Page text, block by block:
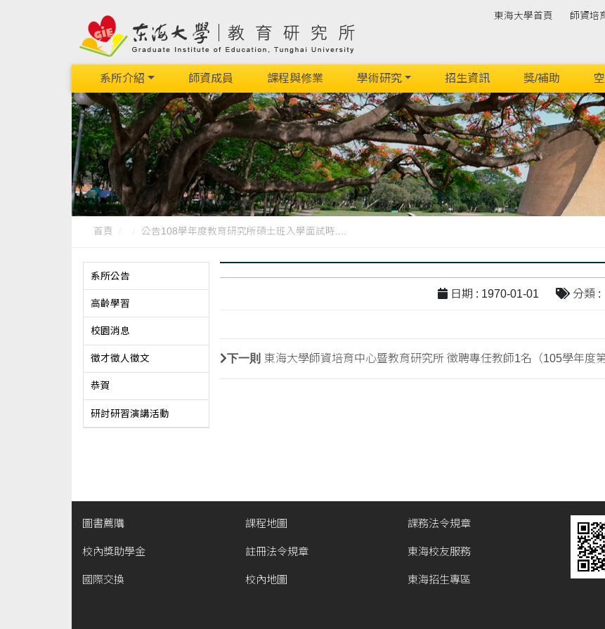
東海大學首頁 師資培
系所介紹 師資成員 課程與修業 學術研究 招生資訊 獎/補助
首頁 公告108學年度教育研究所碩士班入學面試時....
系所公告
高齡學習
校園消息
徵才徵人徵文
恭賀
研討研習演講活動
日期 : 1970-01-01 分類 :
下一則 東海大學師資培育中心暨教育研究所 徵聘專任教師1名（105學年度
圖書薦購
校內獎助學金
國際交換
課程地圖
註冊法令規章
校內地圖
課務法令規章
東海校友服務
東海招生專區